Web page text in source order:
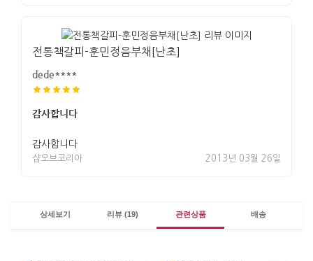
전통책갈피-훈민정음부채[난초]
dede****
감사합니다
감사합니다
샵오브코리아 2013년 03월 26일
상세보기 리뷰 (19) 관련상품 배송